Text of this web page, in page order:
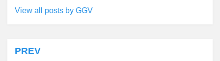
View all posts by GGV
Navegação
PREV